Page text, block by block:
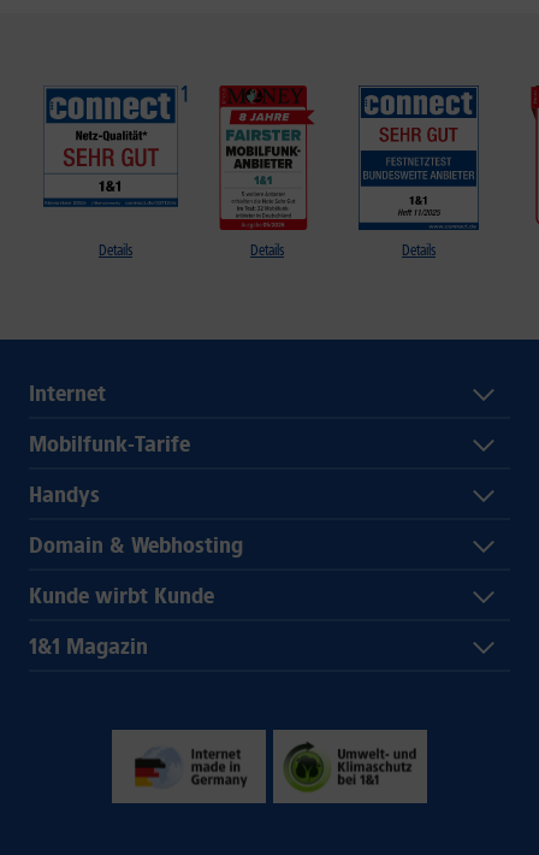
Details Details Details
Internet
Mobilfunk-Tarife
Handys
Domain & Webhosting
Kunde wirbt Kunde
1&1 Magazin